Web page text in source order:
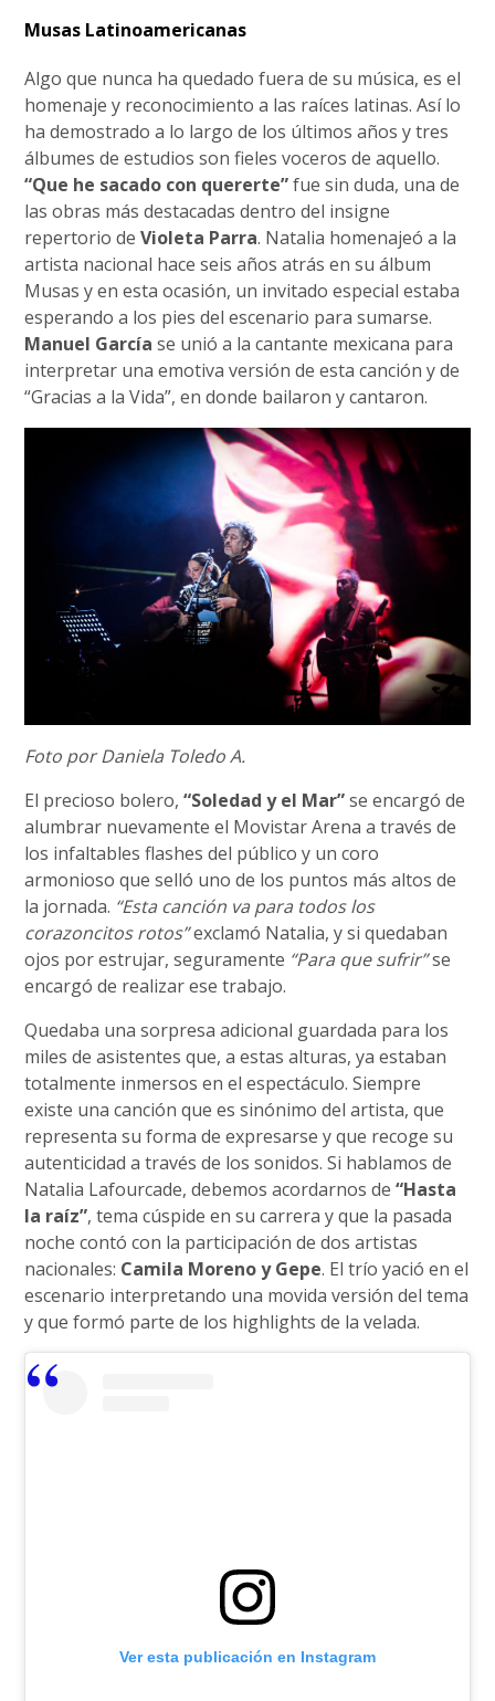
Musas Latinoamericanas
Algo que nunca ha quedado fuera de su música, es el
homenaje y reconocimiento a las raíces latinas. Así lo
ha demostrado a lo largo de los últimos años y tres
álbumes de estudios son fieles voceros de aquello.
“Que he sacado con quererte”fue sin duda, una de
las obras más destacadas dentro del insigne
repertorio deVioleta Parra. Natalia homenajeó a la
artista nacional hace seis años atrás en su álbum
Musas y en esta ocasión, un invitado especial estaba
esperando a los pies del escenario para sumarse.
Manuel García se unió a la cantante mexicana para
interpretar una emotiva versión de esta canción y de
“Gracias a la Vida”, en donde bailaron y cantaron.
Foto por Daniela Toledo A.
El precioso bolero,“Soledad y el Mar”se encargó de
alumbrar nuevamente el Movistar Arena a través de
los infaltables flashes del público y un coro
armonioso que selló uno de los puntos más altos de
la jornada. “Esta canción va para todos los
corazoncitos rotos”exclamó Natalia, y si quedaban
ojos por estrujar, seguramente “Para que sufrir”se
encargó de realizar ese trabajo.
Quedaba una sorpresa adicional guardada para los
miles de asistentes que, a estas alturas, ya estaban
totalmente inmersos en el espectáculo. Siempre
existe una canción que es sinónimo del artista, que
representa su forma de expresarse y que recoge su
autenticidad a través de los sonidos. Si hablamos de
Natalia Lafourcade, debemos acordarnos de“Hasta
la raíz”, tema cúspide en su carrera y que la pasada
noche contó con la participación de dos artistas
nacionales: Camila Moreno y Gepe. El trío yació en el
escenario interpretando una movida versión del tema
y que formó parte de los highlights de la velada.
Ver esta publicación en Instagram